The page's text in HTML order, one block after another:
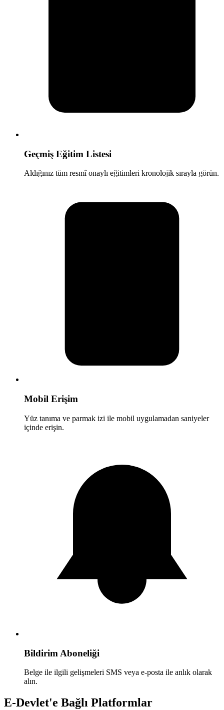
Geçmiş Eğitim Listesi
Aldığınız tüm resmî onaylı eğitimleri kronolojik sırayla görün.
Mobil Erişim
Yüz tanıma ve parmak izi ile mobil uygulamadan saniyeler
içinde erişin.
Bildirim Aboneliği
Belge ile ilgili gelişmeleri SMS veya e-posta ile anlık olarak
alın.
E-Devlet'e Bağlı Platformlar